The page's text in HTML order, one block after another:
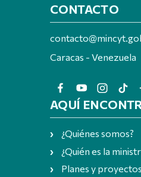
CONTACTO
Caracas - Venezuela
AQUÍ
¿Quiénes somos?
¿Quién es la
Planes y proyectos